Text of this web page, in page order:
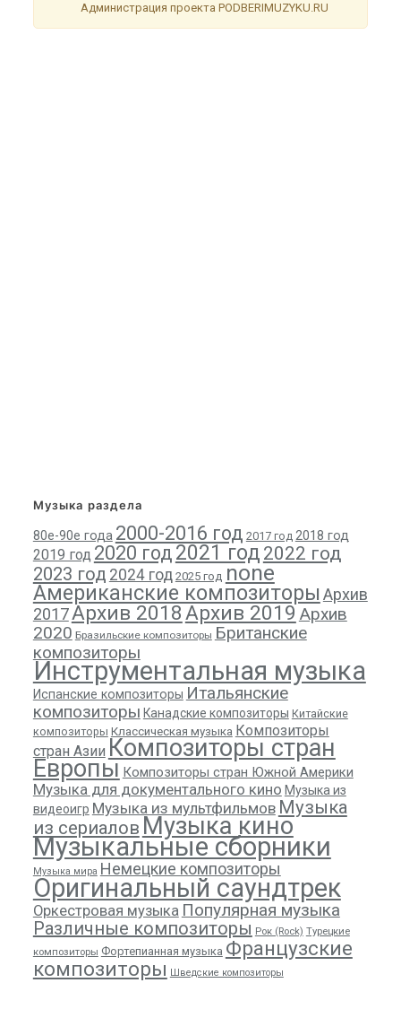
Администрация проекта PODBERIMUZYKU.RU
Музыка раздела
80е-90е года 2000-2016 год 2017 год 2018 год
2019 год 2020 год 2021 год 2022 год
2023 год 2024 год 2025 год none
Американские композиторы Архив
2017Архив 2018Архив 2019 Архив
2020 Бразильские композиторы Британские
композиторы
Инструментальная музыка
Испанские композиторы Итальянские
композиторы Канадские композиторы Китайские
композиторы Классическая музыка Композиторы
стран Азии Композиторы стран
Европы Композиторы стран Южной Америки
Музыка для документального кино Музыка из
видеоигр Музыка из мультфильмов Музыка
из сериалов Музыка кино
Музыкальные сборники
Музыка мира Немецкие композиторы
Оригинальный саундтрек
Оркестровая музыка Популярная музыка
Различные композиторы Рок (Rock) Турецкие
композиторы Фортепианная музыка Французские
композиторы Шведские композиторы